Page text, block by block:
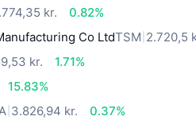
kr.
0.82%
Co LtdTSM 2.720,5
kr.
1.71%
15.83%
3.826,94 kr.
0.37%